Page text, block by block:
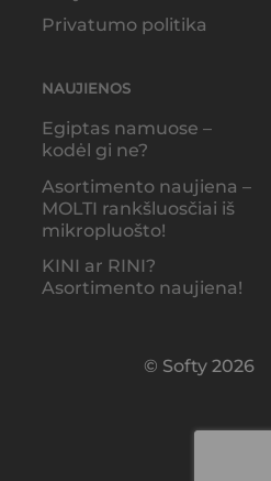
Privatumo politika
NAUJIENOS
Egiptas namuose –
kodėl gi ne?
Asortimento naujiena –
MOLTI rankšluosčiai iš
mikropluošto!
KINI ar RINI?
Asortimento naujiena!
© Softy 2026